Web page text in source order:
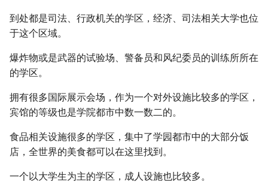
到处都是司法、行政机关的学区，经济、司法相关大学也位
于这个区域。
爆炸物或是武器的试验场、警备员和风纪委员的训练所所在
的学区。
拥有很多国际展示会场，作为一个对外设施比较多的学区，
宾馆的等级也是学院都市中数一数二的。
食品相关设施很多的学区，集中了学园都市中的大部分饭
店，全世界的美食都可以在这里找到。
一个以大学生为主的学区，成人设施也比较多。